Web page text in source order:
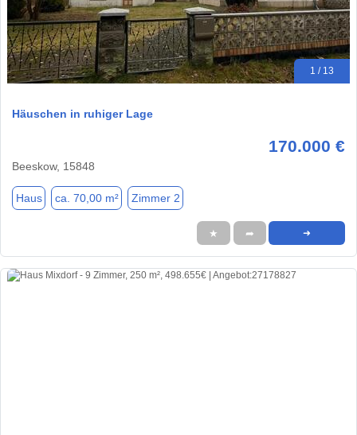
1 / 13
Häuschen in ruhiger Lage
170.000 €
Beeskow, 15848
Haus ca. 70,00 m² Zimmer 2
★ ➦ ➜